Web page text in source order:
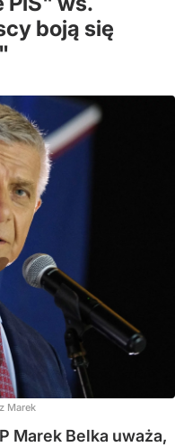
boją się
Marek
Marek Belka uważa,